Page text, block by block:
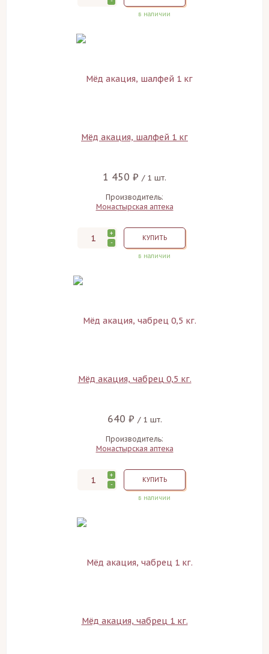
в наличии
Мёд акация, шалфей 1 кг
1 450 ₽ / 1 шт.
Производитель:
Монастырская аптека
+
-
КУПИТЬ
в наличии
Мёд акация, чабрец 0,5 кг.
640 ₽ / 1 шт.
Производитель:
Монастырская аптека
+
-
КУПИТЬ
в наличии
Мёд акация, чабрец 1 кг.